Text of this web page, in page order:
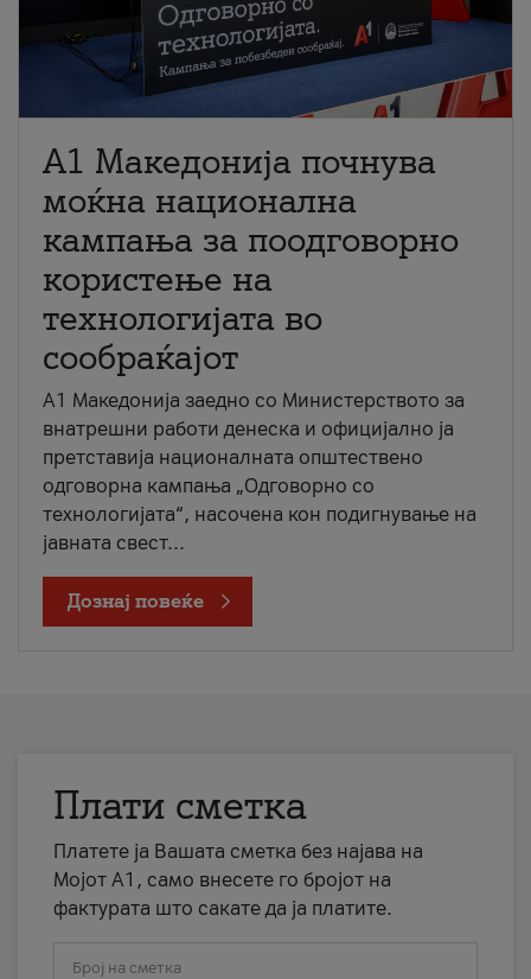
A1 Македонија почнува
моќна национална
кампања за поодговорно
користење на
технологијата во
сообраќајот
A1 Македонија заедно со Министерството за
внатрешни работи денеска и официјално ја
претставија националната општествено
одговорна кампања „Одговорно со
технологијата“, насочена кон подигнување на
јавната свест...
Дознај повеќе
Плати сметка
Платете ја Вашата сметка без најава на
Мојот А1, само внесете го бројот на
фактурата што сакате да ја платите.
Број на сметка